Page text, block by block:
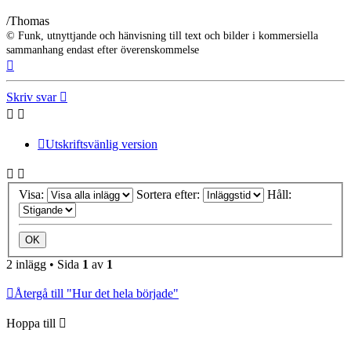
/Thomas
© Funk, utnyttjande och hänvisning till text och bilder i kommersiella
sammanhang endast efter överenskommelse
Skriv svar
Utskriftsvänlig version
Visa: Sortera efter: Håll:
2 inlägg • Sida 1 av 1
Återgå till "Hur det hela började"
Hoppa till